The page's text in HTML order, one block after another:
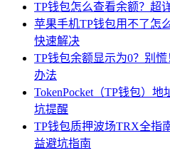
TP钱包怎么查看余额？超
苹果手机TP钱包用不了怎
快速解决
TP钱包余额显示为0？别
办法
TokenPocket（TP钱包）
坑提醒
TP钱包质押波场TRX全指
益避坑指南